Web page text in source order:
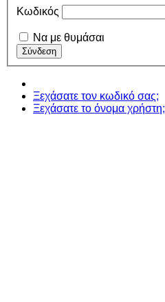
Κωδικός
Να με θυμάσαι
Ξεχάσατε τον κωδικό σας;
Ξεχάσατε το όνομα χρήστη;